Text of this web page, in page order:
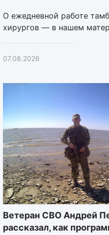
О ежедневной работе
хирургов — в нашем
07.08.2026
Ветеран СВО Андрей
рассказал, как